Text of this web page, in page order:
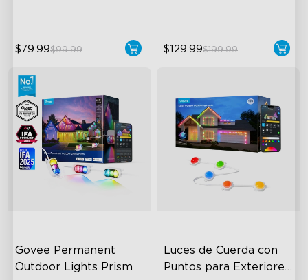
$79.99$99.99 $129.99$199.99
Govee Permanent
Outdoor Lights Prism
Luces de Cuerda con
Puntos para Exteriores